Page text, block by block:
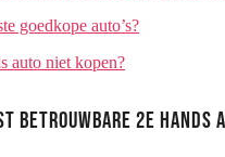
goedkope auto’s?
auto niet kopen?
betrouwbare 2e hands